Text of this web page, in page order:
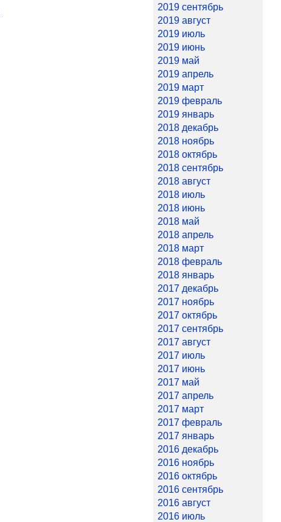
2019 сентябрь
2019 август
2019 июль
2019 июнь
2019 май
2019 апрель
2019 март
2019 февраль
2019 январь
2018 декабрь
2018 ноябрь
2018 октябрь
2018 сентябрь
2018 август
2018 июль
2018 июнь
2018 май
2018 апрель
2018 март
2018 февраль
2018 январь
2017 декабрь
2017 ноябрь
2017 октябрь
2017 сентябрь
2017 август
2017 июль
2017 июнь
2017 май
2017 апрель
2017 март
2017 февраль
2017 январь
2016 декабрь
2016 ноябрь
2016 октябрь
2016 сентябрь
2016 август
2016 июль